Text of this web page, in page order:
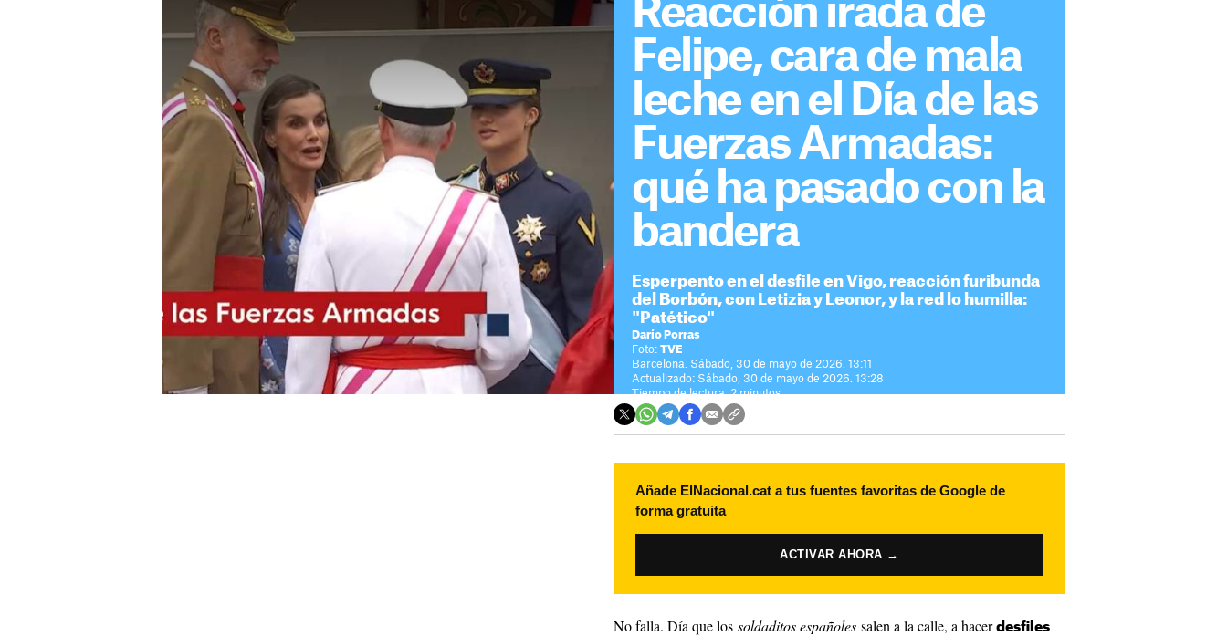
Reacción irada de
Felipe, cara de mala
leche en el Día de las
Fuerzas Armadas:
qué ha pasado con la
bandera
Esperpento en el desfile en Vigo, reacción furibunda
del Borbón, con Letizia y Leonor, y la red lo humilla:
"Patético"
Darío Porras
Foto: TVE
Barcelona. Sábado, 30 de mayo de 2026. 13:11
Actualizado: Sábado, 30 de mayo de 2026. 13:28
Tiempo de lectura: 2 minutos
Añade ElNacional.cat a tus fuentes favoritas de Google de
forma gratuita
ACTIVAR AHORA →
No falla. Día que los soldaditos españoles salen a la calle, a hacer desfiles